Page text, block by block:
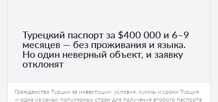
Турецкий паспорт за $400 000 и 6–9
месяцев — без проживания и языка.
Но один неверный объект, и заявку
отклонят
Гражданство Турции за инвестиции: условия, суммы и сроки Турция
— одна из самых популярных стран для получения второго паспорта